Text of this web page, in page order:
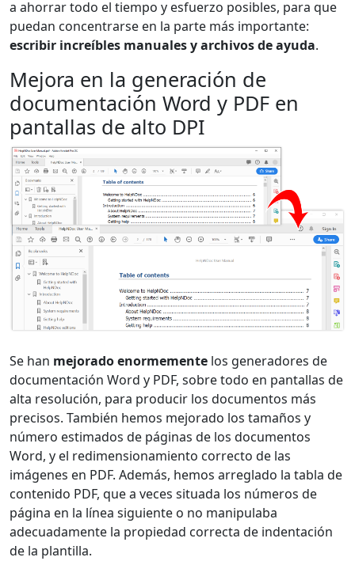
a ahorrar todo el tiempo y esfuerzo posibles, para que
puedan concentrarse en la parte más importante:
escribir increíbles manuales y archivos de ayuda.
Mejora en la generación de
documentación Word y PDF en
pantallas de alto DPI
Se han mejorado enormemente los generadores de
documentación Word y PDF, sobre todo en pantallas de
alta resolución, para producir los documentos más
precisos. También hemos mejorado los tamaños y
número estimados de páginas de los documentos
Word, y el redimensionamiento correcto de las
imágenes en PDF. Además, hemos arreglado la tabla de
contenido PDF, que a veces situada los números de
página en la línea siguiente o no manipulaba
adecuadamente la propiedad correcta de indentación
de la plantilla.